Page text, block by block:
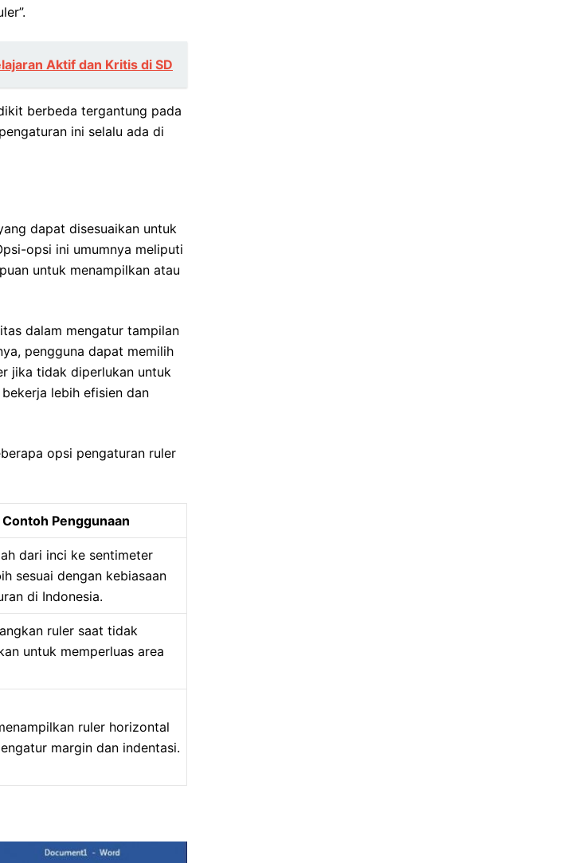
Aktif dan Kritis di SD
berbeda tergantung pada
ini selalu ada di
dapat disesuaikan untuk
opsi ini umumnya meliputi
untuk menampilkan atau
dalam mengatur tampilan
pengguna dapat memilih
jika tidak diperlukan untuk
lebih efisien dan
opsi pengaturan ruler
Contoh Penggunaan
dari inci ke sentimeter
sesuai dengan kebiasaan
di Indonesia.
ruler saat tidak
untuk memperluas area
ruler horizontal
margin dan indentasi.